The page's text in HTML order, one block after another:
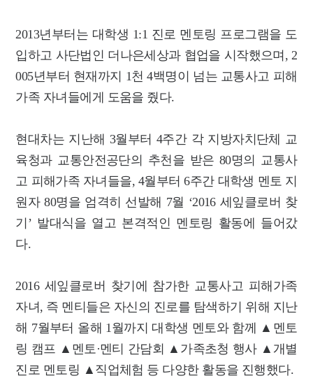
2013년부터는 대학생 1:1 진로 멘토링 프로그램을 도
입하고 사단법인 더나은세상과 협업을 시작했으며, 2
005년부터 현재까지 1천 4백명이 넘는 교통사고 피해
가족 자녀들에게 도움을 줬다.
현대차는 지난해 3월부터 4주간 각 지방자치단체 교
육청과 교통안전공단의 추천을 받은 80명의 교통사
고 피해가족 자녀들을, 4월부터 6주간 대학생 멘토 지
원자 80명을 엄격히 선발해 7월 ‘2016 세잎클로버 찾
기’ 발대식을 열고 본격적인 멘토링 활동에 들어갔
다.
2016 세잎클로버 찾기에 참가한 교통사고 피해가족
자녀, 즉 멘티들은 자신의 진로를 탐색하기 위해 지난
해 7월부터 올해 1월까지 대학생 멘토와 함께 ▲멘토
링 캠프 ▲멘토·멘티 간담회 ▲가족초청 행사 ▲개별
진로 멘토링 ▲직업체험 등 다양한 활동을 진행했다.